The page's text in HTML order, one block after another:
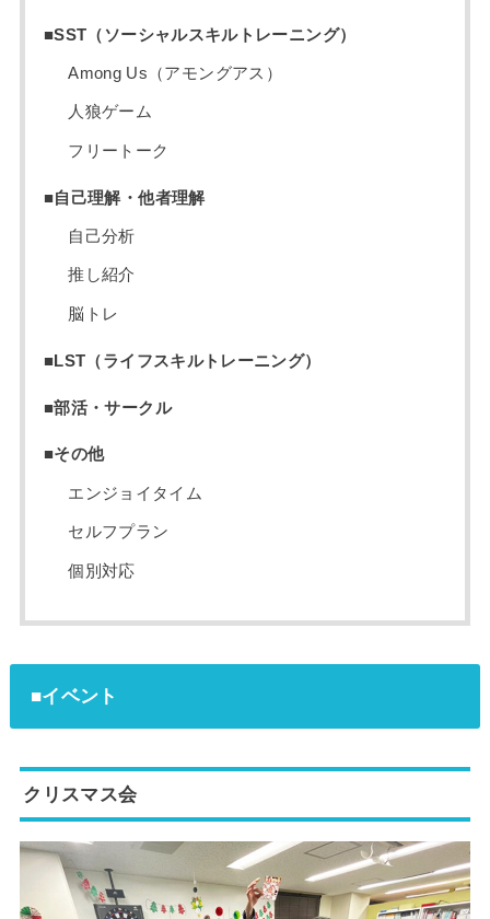
■SST（ソーシャルスキルトレーニング）
Among Us（アモングアス）
人狼ゲーム
フリートーク
■自己理解・他者理解
自己分析
推し紹介
脳トレ
■LST（ライフスキルトレーニング）
■部活・サークル
■その他
エンジョイタイム
セルフプラン
個別対応
■イベント
クリスマス会